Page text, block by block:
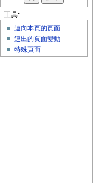
工具:
連向本頁的頁面
連出的頁面變動
特殊頁面